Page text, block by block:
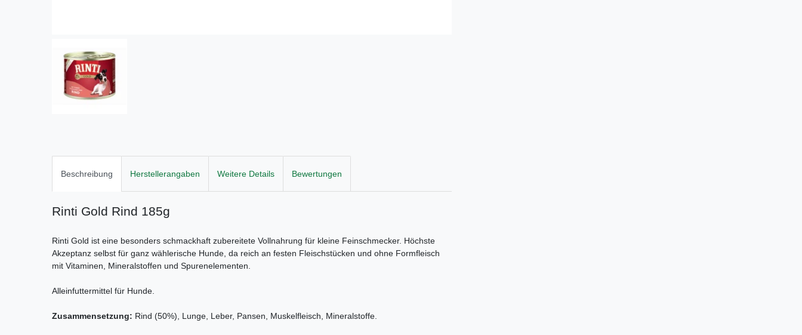
Beschreibung Herstellerangaben Weitere Details Bewertungen
Rinti Gold Rind 185g
Rinti Gold ist eine besonders schmackhaft zubereitete Vollnahrung für kleine Feinschmecker. Höchste
Akzeptanz selbst für ganz wählerische Hunde, da reich an festen Fleischstücken und ohne Formfleisch
mit Vitaminen, Mineralstoffen und Spurenelementen.
Alleinfuttermittel für Hunde.
Zusammensetzung: Rind (50%), Lunge, Leber, Pansen, Muskelfleisch, Mineralstoffe.